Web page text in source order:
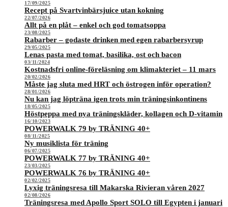
17/09/2025
Recept på Svartvinbärsjuice utan kokning
22/07/2026
Allt på en plåt – enkel och god tomatsoppa
23/08/2025
Rabarber – godaste drinken med egen rabarbersyrup
29/05/2025
Lenas pasta med tomat, basilika, ost och bacon
03/11/2024
Kostnadsfri online-föreläsning om klimakteriet – 11 mars
20/02/2026
Måste jag sluta med HRT och östrogen inför operation?
28/01/2026
Nu kan jag löpträna igen trots min träningsinkontinens
18/05/2025
Höstpeppa med nya träningskläder, kollagen och D-vitamin
16/10/2023
POWERWALK 79 by TRÄNING 40+
08/11/2025
Ny musiklista för träning
06/07/2025
POWERWALK 77 by TRÄNING 40+
23/03/2025
POWERWALK 76 by TRÄNING 40+
02/02/2025
Lyxig träningsresa till Makarska Rivieran våren 2027
02/08/2026
Träningsresa med Apollo Sport SOLO till Egypten i januari